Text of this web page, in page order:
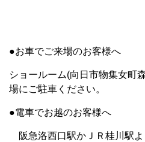
●お車でご来場のお客様へ
ショールーム(向日市物集女町
場にご駐車ください。
●電車でお越のお客様へ
阪急洛西口駅かＪＲ桂川駅